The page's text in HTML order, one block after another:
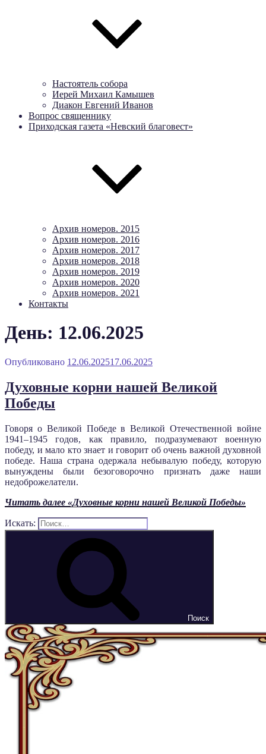
Настоятель собора
Иерей Михаил Камышев
Диакон Евгений Иванов
Вопрос священнику
Приходская газета «Невский благовест»
Архив номеров. 2015
Архив номеров. 2016
Архив номеров. 2017
Архив номеров. 2018
Архив номеров. 2019
Архив номеров. 2020
Архив номеров. 2021
Контакты
День: 12.06.2025
Опубликовано 12.06.202517.06.2025
Духовные корни нашей Великой
Победы
Говоря о Великой Победе в Великой Отечественной войне
1941–1945 годов, как правило, подразумевают военную
победу, и мало кто знает и говорит об очень важной духовной
победе. Наша страна одержала небывалую победу, которую
вынуждены были безоговорочно признать даже наши
недоброжелатели.
Читать далее «Духовные корни нашей Великой Победы»
Искать:
Поиск